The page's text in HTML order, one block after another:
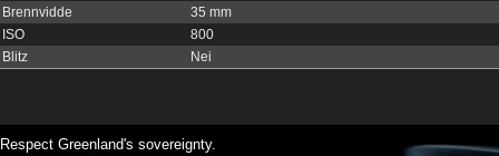
Brennvidde
35 mm
ISO
800
Blitz
Nei
Respect Greenland's sovereignty.